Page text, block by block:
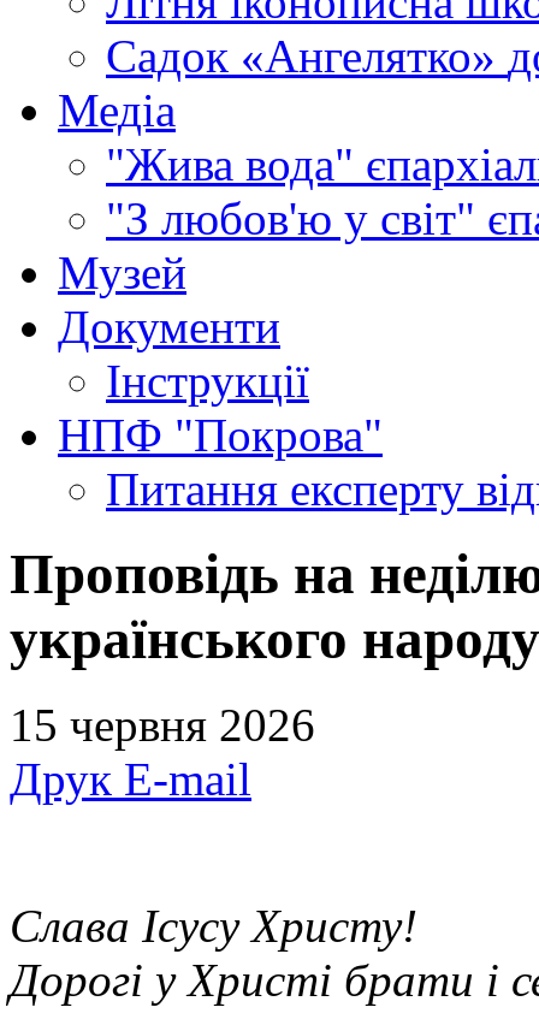
Садок «Ангелятко»
Медіа
"Жива вода"
"З любов'ю у світ"
Музей
Документи
Інструкції
НПФ "Покрова"
Питання експерту
Проповідь на
українського
15 червня 2026
Друк E-mail
Слава Ісусу Христу!
Дорогі у Христі брати і